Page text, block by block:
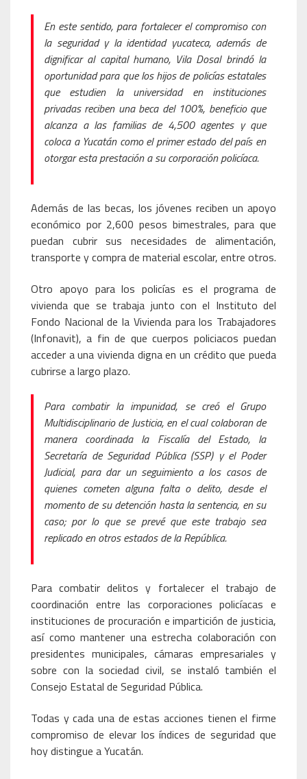
En este sentido, para fortalecer el compromiso con
la seguridad y la identidad yucateca, además de
dignificar al capital humano, Vila Dosal brindó la
oportunidad para que los hijos de policías estatales
que estudien la universidad en instituciones
privadas reciben una beca del 100%, beneficio que
alcanza a las familias de 4,500 agentes y que
coloca a Yucatán como el primer estado del país en
otorgar esta prestación a su corporación policíaca.
Además de las becas, los jóvenes reciben un apoyo
económico por 2,600 pesos bimestrales, para que
puedan cubrir sus necesidades de alimentación,
transporte y compra de material escolar, entre otros.
Otro apoyo para los policías es el programa de
vivienda que se trabaja junto con el Instituto del
Fondo Nacional de la Vivienda para los Trabajadores
(Infonavit), a fin de que cuerpos policiacos puedan
acceder a una vivienda digna en un crédito que pueda
cubrirse a largo plazo.
Para combatir la impunidad, se creó el Grupo
Multidisciplinario de Justicia, en el cual colaboran de
manera coordinada la Fiscalía del Estado, la
Secretaría de Seguridad Pública (SSP) y el Poder
Judicial, para dar un seguimiento a los casos de
quienes cometen alguna falta o delito, desde el
momento de su detención hasta la sentencia, en su
caso; por lo que se prevé que este trabajo sea
replicado en otros estados de la República.
Para combatir delitos y fortalecer el trabajo de
coordinación entre las corporaciones policíacas e
instituciones de procuración e impartición de justicia,
así como mantener una estrecha colaboración con
presidentes municipales, cámaras empresariales y
sobre con la sociedad civil, se instaló también el
Consejo Estatal de Seguridad Pública.
Todas y cada una de estas acciones tienen el firme
compromiso de elevar los índices de seguridad que
hoy distingue a Yucatán.